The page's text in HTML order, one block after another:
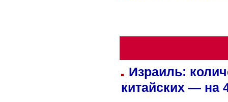
Израиль:
китайских — на